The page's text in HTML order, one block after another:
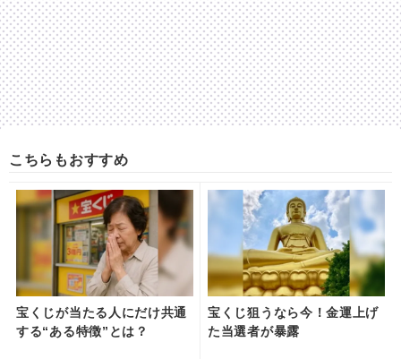
こちらもおすすめ
宝くじが当たる人にだけ共通
する“ある特徴”とは？
宝くじ狙うなら今！金運上げ
た当選者が暴露